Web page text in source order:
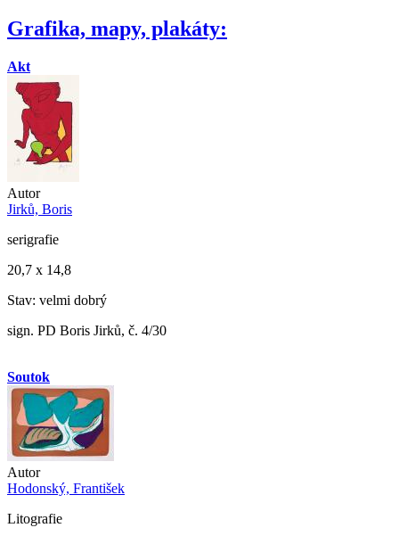
Grafika, mapy, plakáty:
Akt
Autor
Jirků, Boris
serigrafie
20,7 x 14,8
Stav: velmi dobrý
sign. PD Boris Jirků, č. 4/30
Soutok
Autor
Hodonský, František
Litografie